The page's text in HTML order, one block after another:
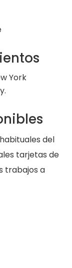
York
del
tarjetas de
trabajos a